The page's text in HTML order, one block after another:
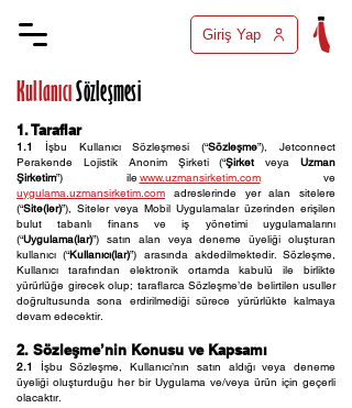
Giriş Yap
KullanıcıSözleşmesi
1. Taraflar
1.1 İşbu Kullanıcı Sözleşmesi (“Sözleşme”), Jetconnect
Perakende Lojistik Anonim Şirketi (“Şirket veyaUzman
Şirketim”) ile www.uzmansirketim.comve
uygulama.uzmansirketim.com adreslerinde yer alan sitelere
(“Site(ler)”), Siteler veya Mobil Uygulamalar üzerinden erişilen
bulut tabanlı finans ve iş yönetimi uygulamalarını
(“Uygulama(lar)”) satın alan veya deneme üyeliği oluşturan
kullanıcı (“Kullanıcı(lar)”) arasında akdedilmektedir. Sözleşme,
Kullanıcı tarafından elektronik ortamda kabulü ile birlikte
yürürlüğe girecek olup; taraflarca Sözleşme’de belirtilen usuller
doğrultusunda sona erdirilmediği sürece yürürlükte kalmaya
devam edecektir.
2. Sözleşme’nin Konusu ve Kapsamı
2.1
İşbu Sözleşme, Kullanıcı’nın satın aldığı veya deneme
üyeliği oluşturduğu her bir Uygulama ve/veya ürün için geçerli
olacaktır.